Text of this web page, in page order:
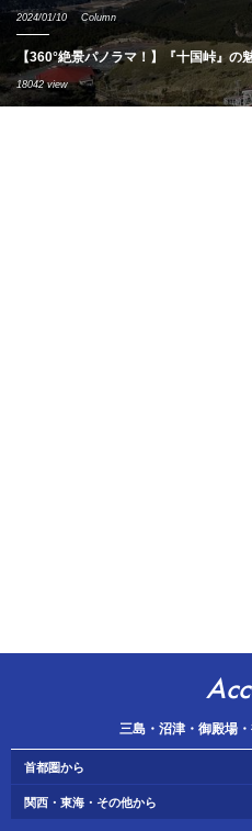
2024/01/10 Column
【360°絶景パノラマ！】『十国峠』の
18042 view
三島・沼津・御殿場
首都圏から
関西・東海・その他から